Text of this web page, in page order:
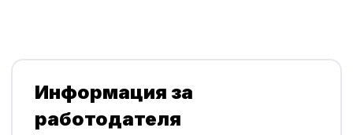
Информация за
работодателя